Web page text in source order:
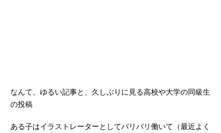
なんて、ゆるい記事と、久しぶりに見る高校や大学の同級生
の投稿
ある子はイラストレーターとしてバリバリ働いて（最近よく